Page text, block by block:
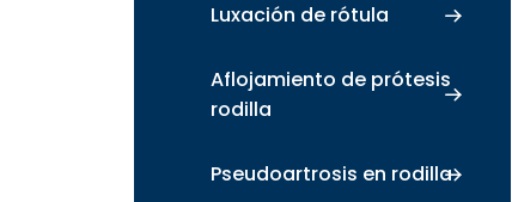
Luxación de rótula
Aflojamiento de prótesis
rodilla
Pseudoartrosis en rodilla